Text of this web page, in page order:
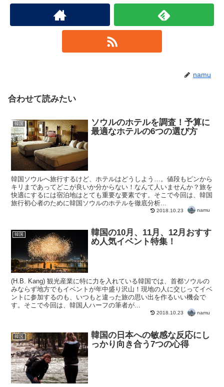
namu
合わせて読みたい
韓国
ソウルのホテルを調査！予算に
最適なホテルの6つの選び方
韓国ソウルへ旅行するけど、ホテルはどうしよう…。値段もピンから
キリまであってどこが良いか分からない！なんて人いませんか？旅を
快適にするには宿泊地はとても重要な要素です。そこで今回は、韓国
旅行初心者のために韓国ソウルのホテルを徹底分析...
2018.10.23 namu
韓国
韓国の10月、11月、12月おすす
め人気イベント特集！
(H.B. Kang) 観光産業に特に力を入れている韓国では、首都ソウルの
みならず地方でもイベントが年中盛り沢山！現地の人に交じってイベ
ントに参加するのも、いつもと違った旅の思い出を作るいい機会で
す。そこで今回は、韓国人ハーフの筆者が...
2018.10.23 namu
韓国
韓国の日本への敏感な反応にし
っかり向き合う7つの心得